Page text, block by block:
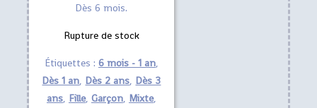
Dès 6 mois.
Rupture de stock
Étiquettes : 6 mois - 1 an,
Dès 1 an, Dès 2 ans, Dès 3
ans, Fille, Garçon, Mixte,